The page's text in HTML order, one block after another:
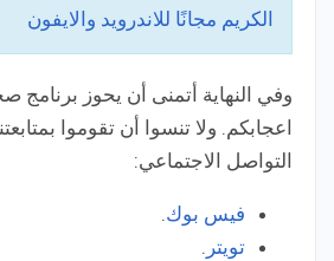
الكريم مجانًا للاندرويد والايفون
وفي النهاية أتمنى أن يحوز برنامج
اعجابكم. ولا تنسوا أن تقوموا
التواصل الاجتماعي:
فيس بوك.
تويتر .